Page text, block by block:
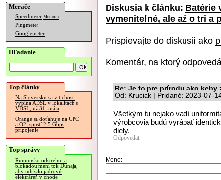
Merače
Speedmeter Merania
Pingmeter
Googlemeter
Hľadanie
Top články
Na Slovensku sa v tichosti
vypína ADSL v lokalitách s
VDSL, už 31. mája
Orange sa doťahuje na UPC
a O2, spustí 2.5 Gbps
pripojenie
Top správy
Rumunsko odstrelmi a
blokádou mení tok Dunaja,
aby udržalo jadrovú
elektráreň v chode
Diskusia k článku: Batérie
vymeniteľné, ale až o tri a
Prispievajte do diskusií ako
Komentár, na ktorý
Re: Je to pre prírodu ako keby
Od: Kruciak | Pridané: 2023-07-
Všetkým tu nejako vadí
výrobcovia budú vyrábať
diely.
Odpovedať
Meno: